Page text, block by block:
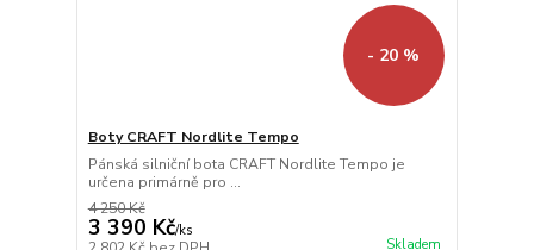
- 20 %
Boty CRAFT Nordlite Tempo
Pánská silniční bota CRAFT Nordlite Tempo je
určena primárně pro ...
4 250 Kč
3 390 Kč/ks
Skladem